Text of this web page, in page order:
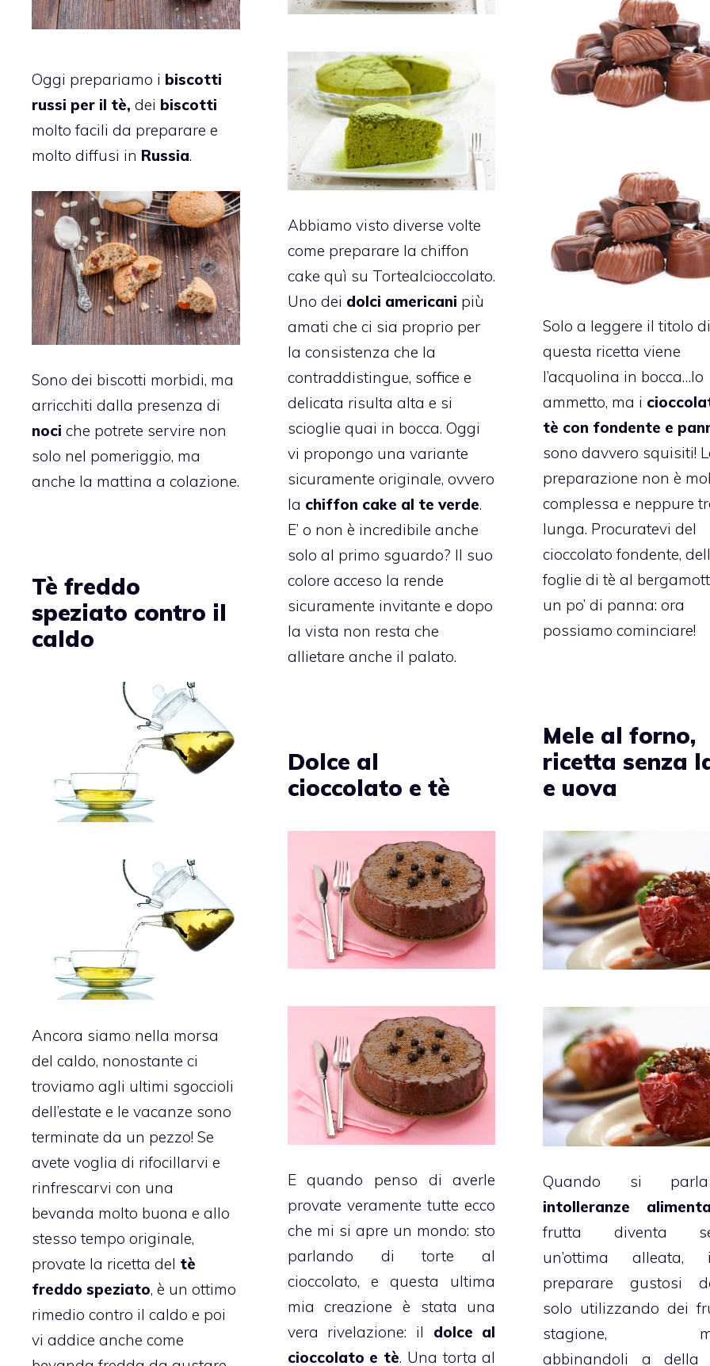
Oggi prepariamo i biscotti
russi per il tè, dei biscotti
molto facili da preparare e
molto diffusi in Russia.
Sono dei biscotti morbidi, ma
arricchiti dalla presenza di
noci che potrete servire non
solo nel pomeriggio, ma
anche la mattina a colazione.
Abbiamo visto diverse volte
come preparare la chiffon
cake quì su Tortealcioccolato.
Uno dei dolci americani più
amati che ci sia proprio per
la consistenza che la
contraddistingue, soffice e
delicata risulta alta e si
scioglie quai in bocca. Oggi
vi propongo una variante
sicuramente originale, ovvero
la chiffon cake al te verde.
E’ o non è incredibile anche
solo al primo sguardo? Il suo
colore acceso la rende
sicuramente invitante e dopo
la vista non resta che
allietare anche il palato.
Solo a leggere il titolo
questa ricetta viene
l’acquolina in bocca…lo
ammetto, ma i
tè con fondente e
sono davvero squisiti!
preparazione non è
complessa e neppure
lunga. Procuratevi del
cioccolato fondente,
foglie di tè al
un po’ di panna: ora
possiamo cominciare!
Tè freddo
speziato contro il
caldo
Ancora siamo nella morsa
del caldo, nonostante ci
troviamo agli ultimi sgoccioli
dell’estate e le vacanze sono
terminate da un pezzo! Se
avete voglia di rifocillarvi e
rinfrescarvi con una
bevanda molto buona e allo
stesso tempo originale,
provate la ricetta del tè
freddo speziato, è un ottimo
rimedio contro il caldo e poi
vi addice anche come
Mele al forno,
ricetta senza
e uova
Quando si
intolleranze
frutta diventa
un’ottima alleata,
preparare gustosi
solo utilizzando dei
stagione,
abbinandoli a della
Dolce al
cioccolato e tè
E quando penso di averle
provate veramente tutte ecco
che mi si apre un mondo: sto
parlando di torte al
cioccolato, e questa ultima
mia creazione è stata una
vera rivelazione: il dolce al
cioccolato e tè. Una torta al